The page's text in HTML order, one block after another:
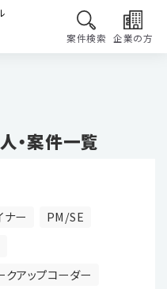
案件検索 企業の方
・案件一覧
ナー
PM/SE
クアップコーダー